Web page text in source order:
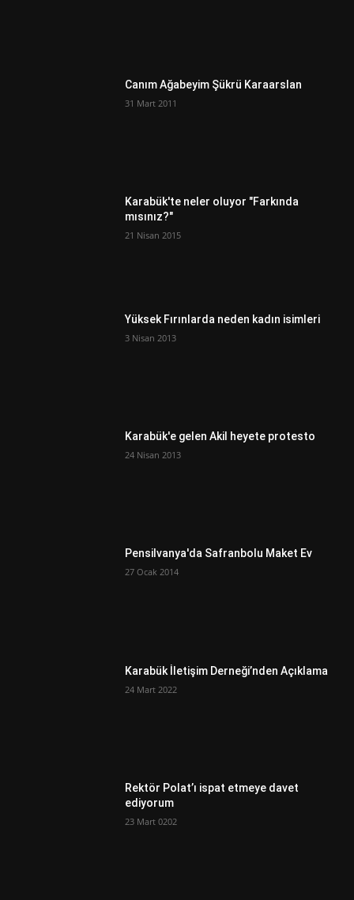
Canım Ağabeyim Şükrü Karaarslan
31 Mart 2011
Karabük'te neler oluyor "Farkında
mısınız?"
21 Nisan 2015
Yüksek Fırınlarda neden kadın isimleri
3 Nisan 2013
Karabük'e gelen Akil heyete protesto
24 Nisan 2013
Pensilvanya'da Safranbolu Maket Ev
27 Ocak 2014
Karabük İletişim Derneği’nden Açıklama
24 Mart 2022
Rektör Polat’ı ispat etmeye davet
ediyorum
23 Mart 0202